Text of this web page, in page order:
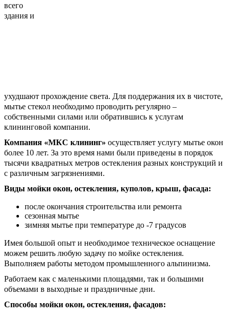
всего
здания и
ухудшают прохождение света. Для поддержания их в чистоте,
мытье стекол необходимо проводить регулярно –
собственными силами или обратившись к услугам
клининговой компании.
Компания «МКС клининг» осуществляет услугу мытье окон
более 10 лет. За это время нами были приведены в порядок
тысячи квадратных метров остекления разных конструкций и
с различным загрязнениями.
Виды мойки окон, остекления, куполов, крыш, фасада:
после окончания строительства или ремонта
сезонная мытье
зимняя мытье при температуре до -7 градусов
Имея большой опыт и необходимое техническое оснащение
можем решить любую задачу по мойке остекления.
Выполняем работы методом промышленного альпинизма.
Работаем как с маленькими площадями, так и большими
объемами в выходные и праздничные дни.
Способы мойки окон, остекления, фасадов: